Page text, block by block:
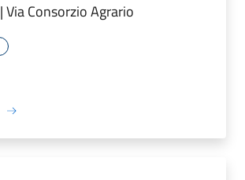
Via Consorzio Agrario